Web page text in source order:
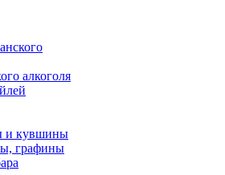
алкоголя
и кувшины
графины